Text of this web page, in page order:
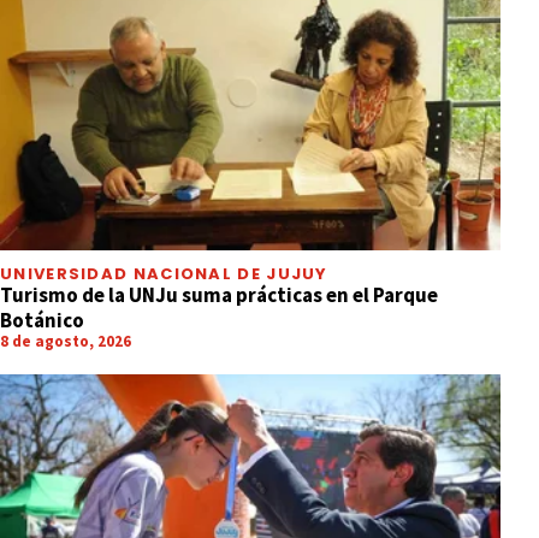
UNIVERSIDAD NACIONAL DE JUJUY
Turismo de la UNJu suma prácticas en el Parque
Botánico
8 de agosto, 2026